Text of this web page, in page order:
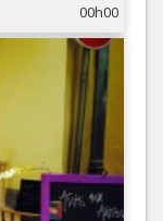
00h00